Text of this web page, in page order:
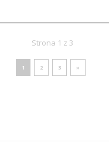
Strona 1 z 3
1 2 3 »